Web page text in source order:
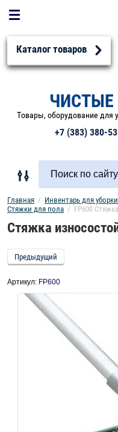
Каталог товаров
ЧИСТЫЕ
Товары, оборудование для
+7 (383) 380-
Главная
  /
Инвентарь для
Стяжки для пола
/  FP600
Стяжка
Предыдущий
Артикул: FP600